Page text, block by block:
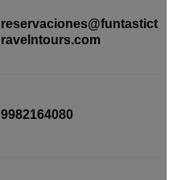
reservaciones@funtastict
ravelntours.com
9982164080